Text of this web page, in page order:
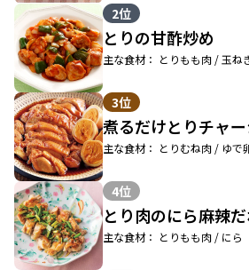
2位
とりの甘酢炒め
主な食材： とりもも肉 / 玉ね
3位
煮るだけとりチャ
主な食材： とりむね肉 / ゆで
4位
とり肉のにら麻辣
主な食材： とりもも肉 / にら